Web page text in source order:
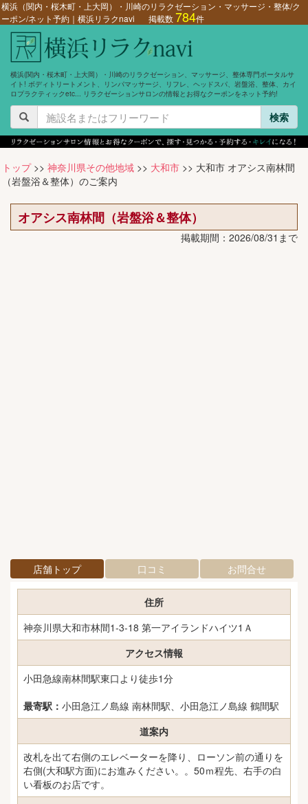
横浜（関内・桜木町・上大岡）・川崎のリラクゼーション・マッサージ・整体/ク
ーポン/ネット予約｜横浜リラクnavi
掲載数784件
横浜(関内・桜木町・上大岡）・川崎のリラクゼーション、マッサージ、整体専門ポータルサ
イト! ボディトリートメント、リンパマッサージ、リフレ、ヘッドスパ、岩盤浴、整体、カイ
ロプラクティックetc... リラクゼーションサロンの情報とお得なクーポンをネット予約!
検索
トップ>> 神奈川県その他地域 >> 大和市 >> 大和市 オアシス南林間
（岩盤浴＆整体）のご案内
オアシス南林間（岩盤浴＆整体）
掲載期間：2026/08/31まで
店舗トップ 口コミ お問合せ
住所
神奈川県大和市林間1-3-18 第一アイランドハイツ1Ａ
アクセス情報
小田急線南林間駅東口より徒歩1分
最寄駅： 小田急江ノ島線 南林間駅、小田急江ノ島線 鶴間駅
道案内
改札を出て右側のエレベーターを降り、ローソン前の通りを
右側(大和駅方面)にお進みください。。50ｍ程先、右手の白
い看板のお店です。